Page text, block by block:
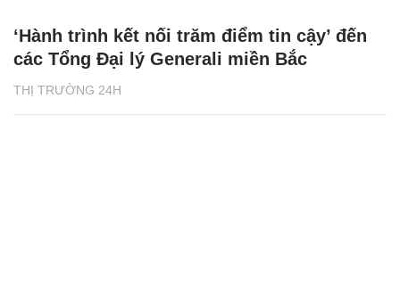
THỊ TRƯỜNG 24H
‘Hành trình kết nối trăm điểm tin cậy’ đến
các Tổng Đại lý Generali miền Bắc